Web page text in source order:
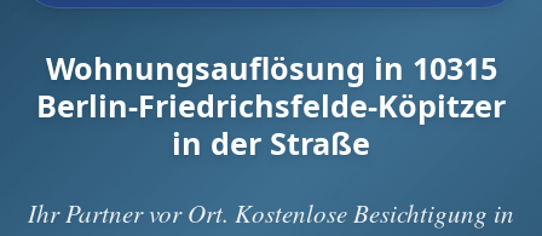
Wohnungsauflösung in 10315
Berlin-Friedrichsfelde-Köpitzer
in der Straße
Ihr Partner vor Ort. Kostenlose Besichtigung in